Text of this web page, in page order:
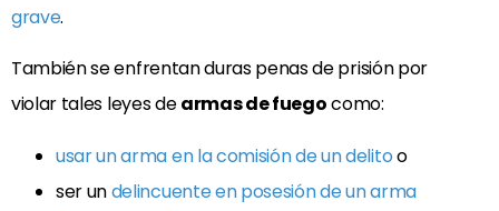
grave.
También se enfrentan duras penas de prisión por
violar tales leyes dearmas de fuegocomo:
usar un arma en la comisión de un delitoo
ser undelincuente en posesión de un arma